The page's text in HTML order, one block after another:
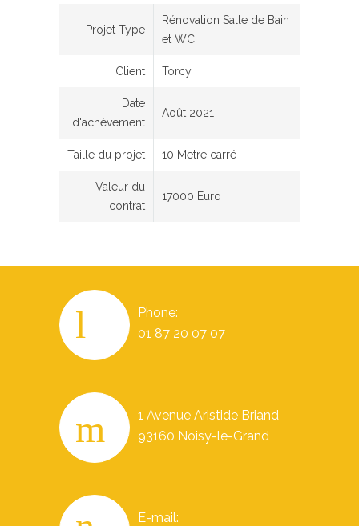
Projet Type
Rénovation Salle de Bain
et WC
Client Torcy
Date
d'achèvement
Août 2021
Taille du projet 10 Metre carré
Valeur du
contrat
17000 Euro
Phone:
01 87 20 07 07
1 Avenue Aristide Briand
93160 Noisy-le-Grand
E-mail: